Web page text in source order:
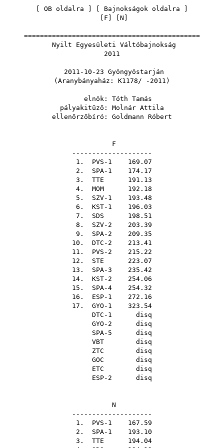
OB oldalra Bajnokságok oldalra
F N
============================================
Nyilt Egyesületi Váltóbajnokság
2011
2011-10-23 Gyöngyöstarján
(Aranybányaház: K1178/ -2011)
elnök: Tóth Tamás
pályakitűző: Molnár Attila
ellenőrzőbíró: Goldmann Róbert
F
--------------------
1. PVS-1 169.07
2. SPA-1 174.17
3. TTE 191.13
4. MOM 192.18
5. SZV-1 193.48
6. KST-1 196.03
7. SDS 198.51
8. SZV-2 203.39
9. SPA-2 209.35
10. DTC-2 213.41
11. PVS-2 215.22
12. STE 223.07
13. SPA-3 235.42
14. KST-2 254.06
15. SPA-4 254.32
16. ESP-1 272.16
17. GYO-1 323.54
DTC-1 disq
GYO-2 disq
SPA-5 disq
VBT disq
ZTC disq
GOC disq
ETC disq
ESP-2 disq
N
--------------------
1. PVS-1 167.59
2. SPA-1 193.10
3. TTE 194.04